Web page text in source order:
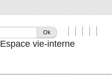
Ok
Espace vie-interne